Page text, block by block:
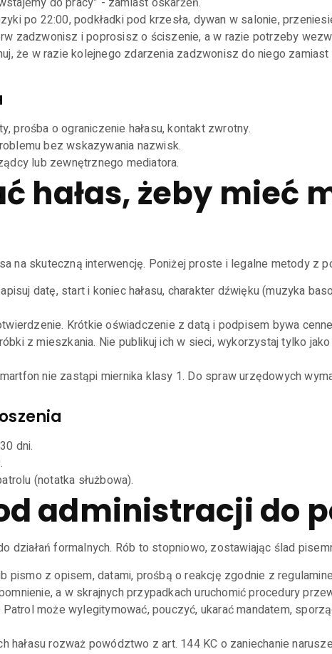
po 22:00, podkładki pod krzesła, dywan w salonie,
zadzwonisz i poprosisz o ściszenie, a w razie potrzeby
że w razie kolejnego zdarzenia zadzwonisz do niego
prośba o ograniczenie hałasu, kontakt zwrotny.
bez wskazywania nazwisk.
lub zewnętrznego mediatora.
hałas, żeby mieć
na skuteczną interwencję. Poniżej proste i legalne metody z
datę, start i koniec hałasu, charakter dźwięku (muzyka
Krótkie oświadczenie z datą i podpisem bywa
z mieszkania. Nie publikuj ich w sieci, wykorzystaj tylko
nie zastąpi miernika klasy 1. Do spraw urzędowych
dni.
(notatka służbowa).
administracji do
działań formalnych. Rób to stopniowo, zostawiając ślad
z opisem, datami, prośbą o reakcję zgodnie z
a w skrajnych przypadkach uruchomić procedury
może wylegitymować, pouczyć, ukarać mandatem,
rozważ powództwo z art. 144 KC o zaniechanie